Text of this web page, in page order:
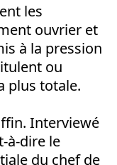
les
ouvrier et
à la pression
ou
plus totale.
Interviewé
à-dire le
du chef de